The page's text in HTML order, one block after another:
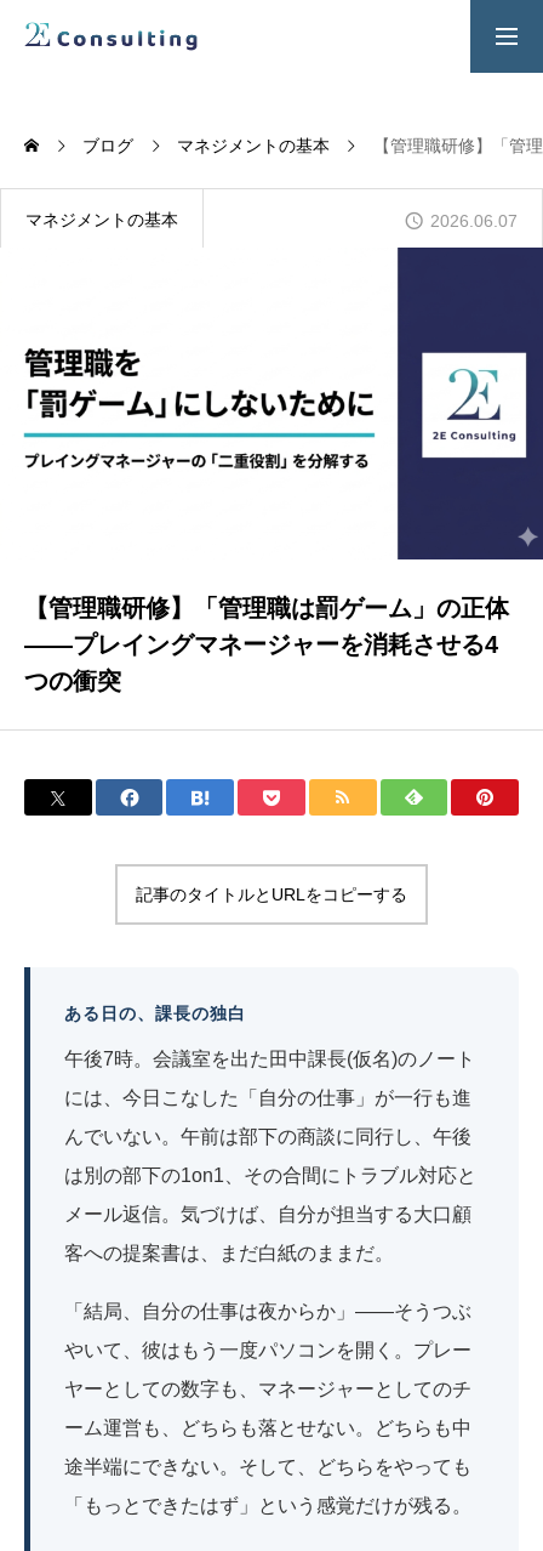
人材育成／経営サポートプログラム
COMPANY
会社概要と代表紹介
ブログ マネジメントの基本 【管理職研修】「
マネジメントの基本 2026.06.07
【管理職研修】「管理職は罰ゲーム」の正体
――プレイングマネージャーを消耗させる4
つの衝突
記事のタイトルとURLをコピーする
ある日の、課長の独白
午後7時。会議室を出た田中課長(仮名)のノート
には、今日こなした「自分の仕事」が一行も進
んでいない。午前は部下の商談に同行し、午後
は別の部下の1on1、その合間にトラブル対応と
メール返信。気づけば、自分が担当する大口顧
客への提案書は、まだ白紙のままだ。
「結局、自分の仕事は夜からか」――そうつぶ
やいて、彼はもう一度パソコンを開く。プレー
ヤーとしての数字も、マネージャーとしてのチ
ーム運営も、どちらも落とせない。どちらも中
途半端にできない。そして、どちらをやっても
「もっとできたはず」という感覚だけが残る。